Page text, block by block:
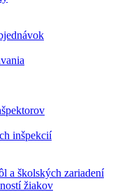
inšpekcií
a školských zariadení
žiakov